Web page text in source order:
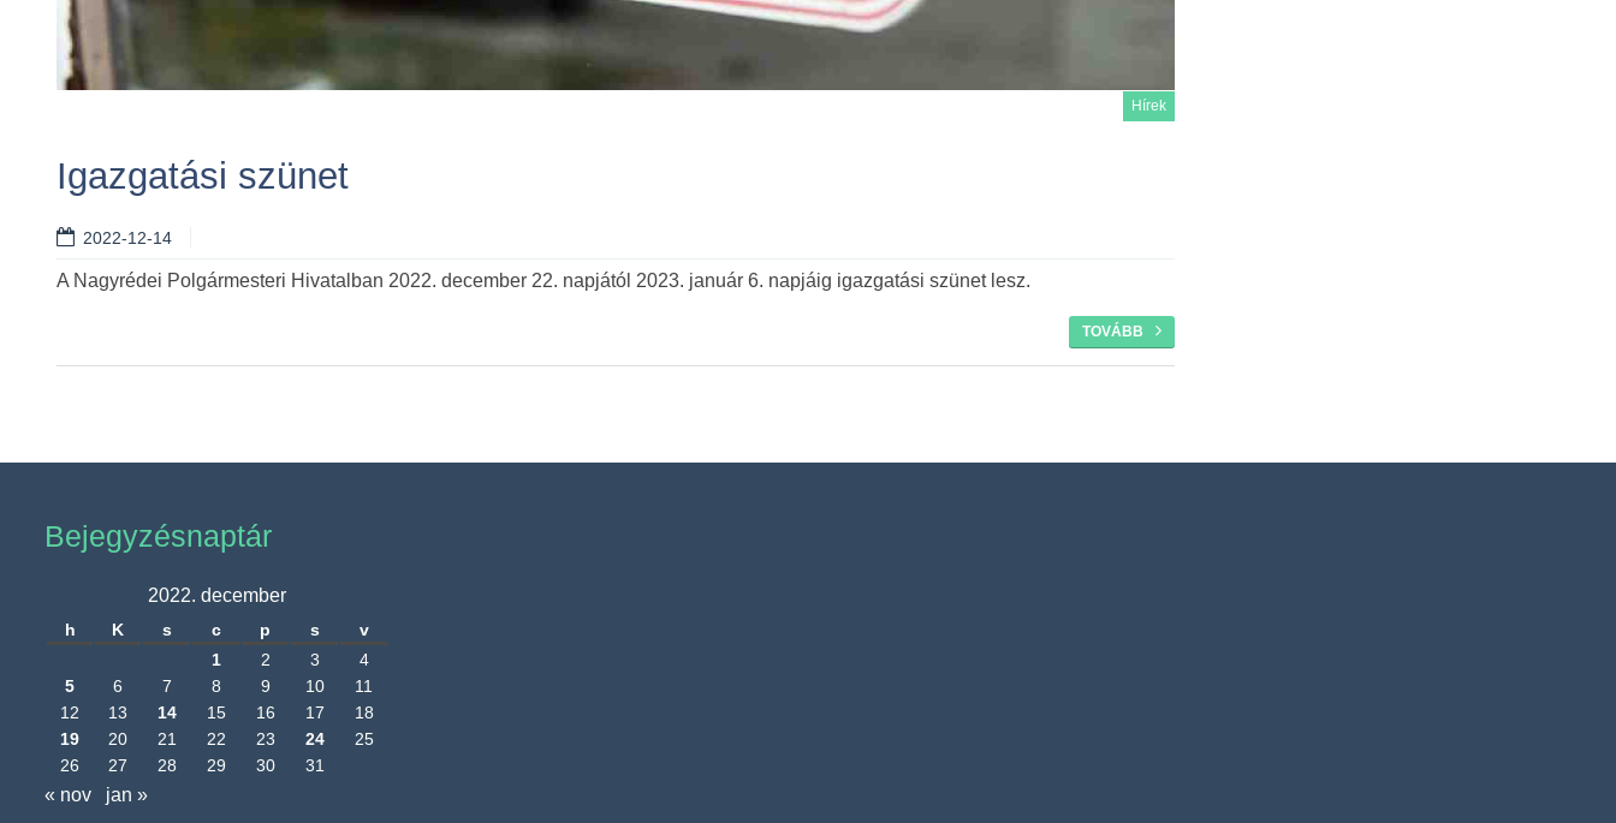
Hírek
Igazgatási szünet
2022-12-14
A Nagyrédei Polgármesteri Hivatalban 2022. december 22. napjától 2023. január 6. napjáig igazgatási szünet lesz.
TOVÁBB
Bejegyzésnaptár
2022. december
h K s c p s
v
1
2 3
4
5
6 7 8 9 10
11
12
13 14 15 16 17
18
19
20 21 22 23 24
25
26
27 28 29 30 31
« nov jan »